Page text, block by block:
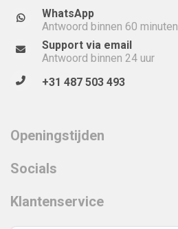
WhatsApp
Antwoord binnen 60 minuten
Support via email
Antwoord binnen 24 uur
+31 487 503 493
Openingstijden
Socials
Klantenservice